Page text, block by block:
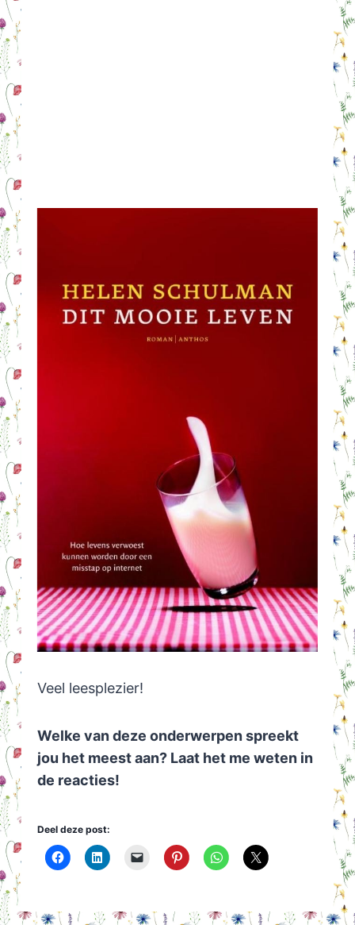
Veel leesplezier!
Welke van deze onderwerpen spreekt
jou het meest aan? Laat het me weten in
de reacties!
Deel deze post: